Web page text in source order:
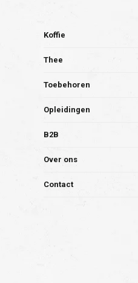
Koffie
Thee
Toebehoren
Opleidingen
B2B
Over ons
Contact